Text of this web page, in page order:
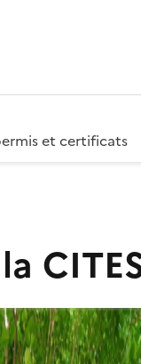
et certificats